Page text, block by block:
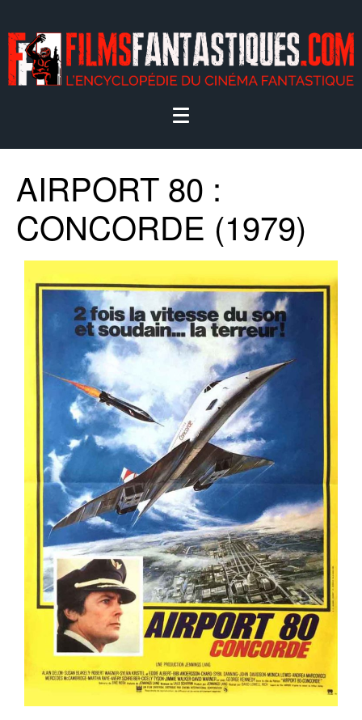
AIRPORT 80 :
CONCORDE (1979)